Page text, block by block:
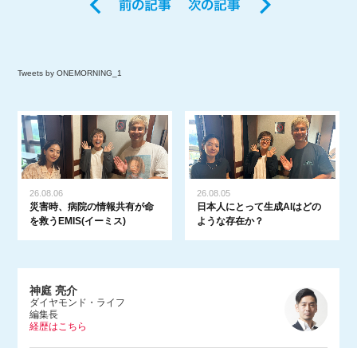
Tweets by ONEMORNING_1
26.08.06
災害時、病院の情報共有が命
を救うEMIS(イーミス)
26.08.05
日本人にとって生成AIはどの
ような存在か？
神庭 亮介
ダイヤモンド・ライフ
編集長
経歴はこちら